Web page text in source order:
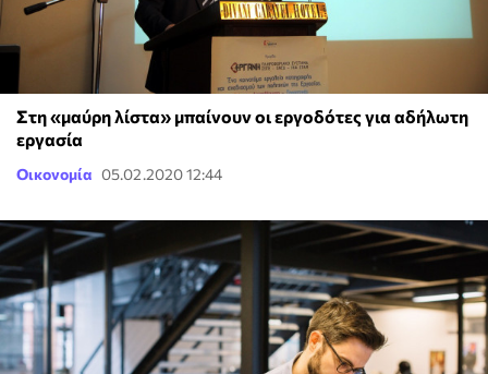
Στη «μαύρη λίστα» μπαίνουν οι εργοδότες για αδήλωτη
εργασία
Οικονομία 05.02.2020 12:44